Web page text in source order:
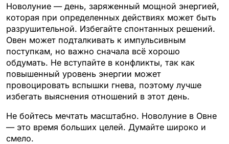
Новолуние — день, заряженный мощной энергией,
которая при определенных действиях может быть
разрушительной. Избегайте спонтанных решений.
Овен может подталкивать к импульсивным
поступкам, но важно сначала всё хорошо
обдумать. Не вступайте в конфликты, так как
повышенный уровень энергии может
провоцировать вспышки гнева, поэтому лучше
избегать выяснения отношений в этот день.
Не бойтесь мечтать масштабно. Новолуние в Овне
— это время больших целей. Думайте широко и
смело.